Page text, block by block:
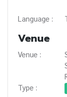
Language :
Venue
Venue :
Type :